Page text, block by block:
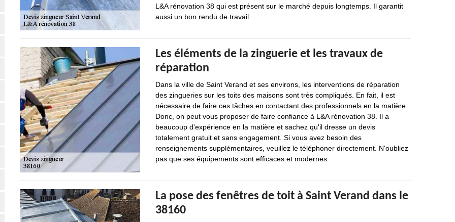
L&A rénovation 38 qui est présent sur le marché depuis longtemps. Il garantit
aussi un bon rendu de travail.
Les éléments de la zinguerie et les travaux de
réparation
Dans la ville de Saint Verand et ses environs, les interventions de réparation
des zingueries sur les toits des maisons sont très compliqués. En fait, il est
nécessaire de faire ces tâches en contactant des professionnels en la matière.
Donc, on peut vous proposer de faire confiance à L&A rénovation 38. Il a
beaucoup d'expérience en la matière et sachez qu'il dresse un devis
totalement gratuit et sans engagement. Si vous avez besoin des
renseignements supplémentaires, veuillez le téléphoner directement. N'oubliez
pas que ses équipements sont efficaces et modernes.
La pose des fenêtres de toit à Saint Verand dans le
38160